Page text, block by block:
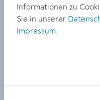
Informationen zu
Sie in unserer
Impressum.